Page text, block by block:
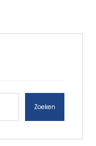
Zoeken